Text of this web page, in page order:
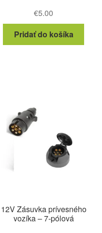
€5.00
Pridať do košíka
12V Zásuvka prívesného
vozíka – 7-pólová